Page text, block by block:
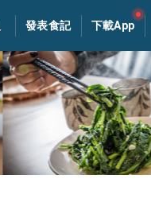
發表食記 下載App